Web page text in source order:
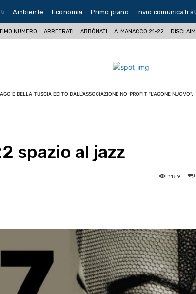
Ambiente Economia Primo piano Invio comunicati
NUMERO ARRETRATI ABBÒNATI ALMANACCO 21-22
E DELLA TUSCIA EDITO DALL'ASSOCIAZIONE NO-PROFIT "L'AGONE NUOVO".
spazio al jazz
1189